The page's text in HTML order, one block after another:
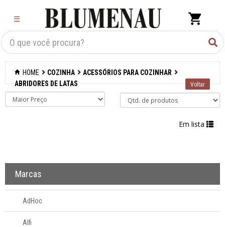
☰
Criar Lista×
Organização
Cozinha
Acessórios para
Abridores de latas
Acessórios
Afiadores de
facas manuais
HOME COZINHA
ACESSÓRIOS PARA COZINHAR
ABRIDORES DE LATAS
Em lista
Marcas
AdHoc
Alfi